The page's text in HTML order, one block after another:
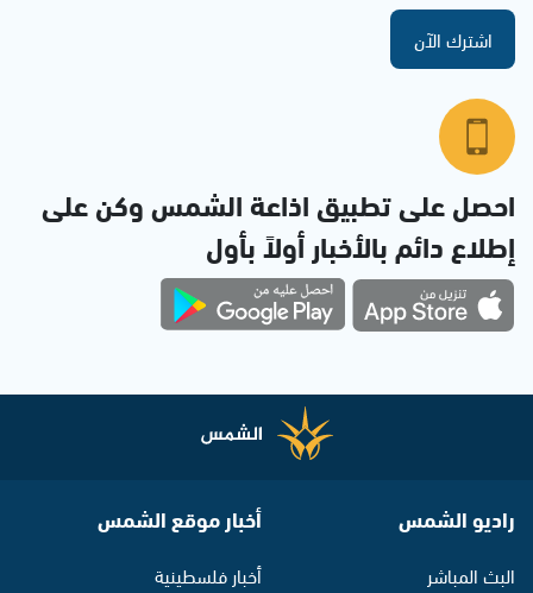
اشترك الآن
احصل على تطبيق اذاعة الشمس وكن على
إطلاع دائم بالأخبار أولاً بأول
راديو الشمس
البث المباشر
أخبار موقع الشمس
أخبار فلسطينية